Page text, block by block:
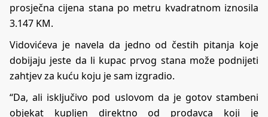
prosječna cijena stana po metru kvadratnom iznosila
3.147 KM.
Vidovićeva je navela da jedno od čestih pitanja koje
dobijaju jeste da li kupac prvog stana može podnijeti
zahtjev za kuću koju je sam izgradio.
“Da, ali isključivo pod uslovom da je gotov stambeni
objekat kupljen direktno od prodavca koji je